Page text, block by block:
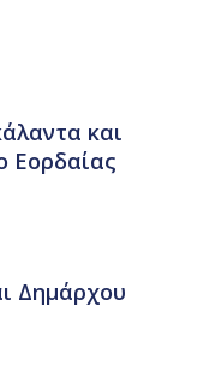
και
Εορδαίας
Δημάρχου